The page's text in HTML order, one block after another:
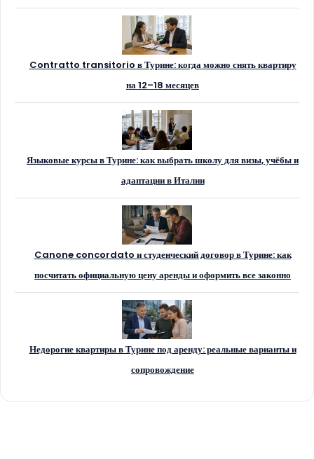
Contratto transitorio в Турине: когда можно снять квартиру
на 12–18 месяцев
Языковые курсы в Турине: как выбрать школу для визы, учёбы и
адаптации в Италии
Canone concordato и студенческий договор в Турине: как
посчитать официальную цену аренды и оформить все законно
Недорогие квартиры в Турине под аренду: реальные варианты и
сопровождение